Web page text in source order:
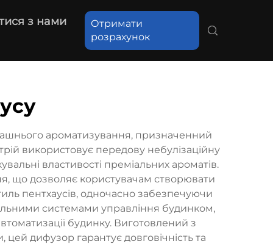
з нами
Отримати
розрахунок
ароматизування, призначенний
використовує передову небулізаційну
властивості преміальних ароматів.
що дозволяє користувачам створювати
пентхаусів, одночасно забезпечуючи
системами управління будинком,
будинку. Виготовлений з
цей дифузор гарантує довговічність та